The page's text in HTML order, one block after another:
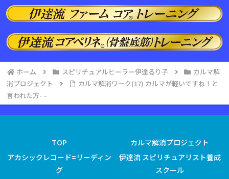
ホーム スピリチュアルヒーラー伊達るり子
カルマ解
消プロジェクト
カルマ解消ワーク(17) カルマが軽いですね！と
言われた方- –
TOP
カルマ解消プロジェクト
アカシックレコード=リーディン
グ
伊達流 スピリチュアリスト養成
スクール